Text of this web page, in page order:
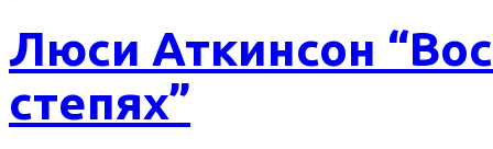
Люси Аткинсон
степях”